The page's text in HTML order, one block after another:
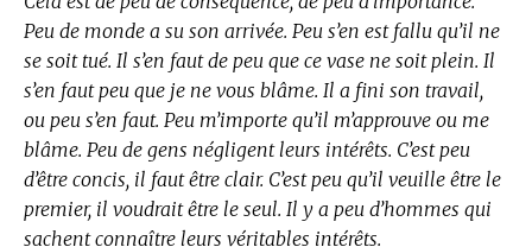
Peu de monde a su son arrivée. Peu s’en est fallu qu’il ne
se soit tué. Il s’en faut de peu que ce vase ne soit plein. Il
s’en faut peu que je ne vous blâme. Il a fini son travail,
ou peu s’en faut. Peu m’importe qu’il m’approuve ou me
blâme. Peu de gens négligent leurs intérêts. C’est peu
d’être concis, il faut être clair. C’est peu qu’il veuille être le
premier, il voudrait être le seul. Il y a peu d’hommes qui
sachent connaître leurs véritables intérêts.